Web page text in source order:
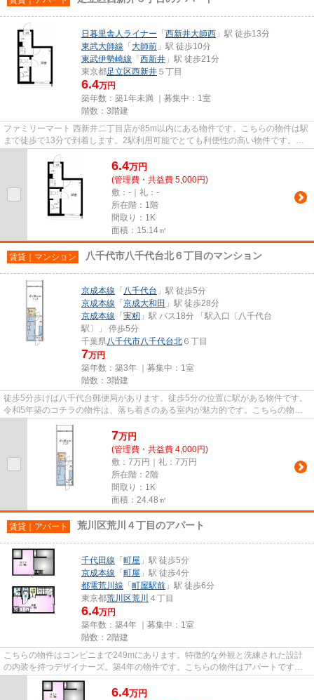
日暮里舎人ライナー 「 西新井大師西 」駅 徒歩13分
東武大師線 「 大師前 」駅 徒歩10分
東武伊勢崎線 「 西新井 」駅 徒歩21分
東京都足立区西新井 ５丁目
6.4万円
築年数：築1年未満 ｜募集中： 1室
階数：3階建
ファミリーマート 西新井二丁目店が85m以内にある物件です。こちらの物件は駅
まで徒歩で13分で到着します。2駅利用可能でとても利便性の高い物件です。こ
ちらの物件はアパートです。あ...
6.4万円
(管理費・共益費 5,000円)
敷：-｜礼：-
所在階：1階
間取り：1K
面積：15.14㎡
賃貸｜マンション 八千代市八千代台北６丁目のマンション
京成本線 「 八千代台 」駅 徒歩5分
京成本線 「 京成大和田 」駅 徒歩28分
京成本線 「 実籾 」駅 バス18分 「駅入口〔八千代台
駅〕」 停歩5分
千葉県八千代市八千代台北 ６丁目
7万円
築年数：築3年 ｜募集中： 1室
階数：3階建
徒歩5分歩けば八千代台郵便局があります。徒歩5分の位置に駅がある物件です。
令和5年築のコチラの物件は、落ち着きのある室内が魅力的です。こちらの物件
7万円
(管理費・共益費 4,000円)
敷：7万円｜礼：7万円
所在階：2階
間取り：1K
面積：24.48㎡
賃貸｜アパート 荒川区荒川４丁目のアパート
千代田線 「 町屋 」駅 徒歩5分
京成本線 「 町屋 」駅 徒歩4分
都電荒川線 「 町屋駅前 」駅 徒歩6分
東京都荒川区荒川 ４丁目
6.4万円
築年数：築4年 ｜募集中： 1室
階数：2階建
こちらの物件はコンビニまで249mにあります。特徴的な外観と洗練された設計
の内装を持つデザイナーズ。築4年の物件です。こちらの物件はアパートです。
当社は荒川区にある千代田線町屋...
6.4万円